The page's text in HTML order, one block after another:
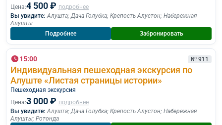
Цена:4 500 ₽ подробнее
Вы увидите: Алушта;Дача Голубка; Крепость Алустон; Набережная
Алушты
Подробнее
Забронировать
15:00 № 911
Индивидуальная пешеходная экскурсия по
Алуште «Листая страницы истории»
Пешеходная экскурcия
Цена:3 000 ₽ подробнее
Вы увидите: Алушта;Дача Голубка; Крепость Алустон; Набережная
Алушты; Ротонда